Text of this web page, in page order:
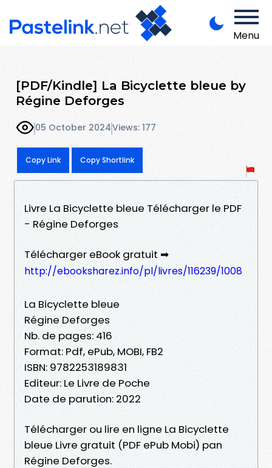
Menu
[PDF/Kindle] La Bicyclette bleue by
Régine Deforges
05 October 2024Views: 177
Copy Link Copy Shortlink
Livre La Bicyclette bleue Télécharger le PDF
- Régine Deforges
Télécharger eBook gratuit ➡
http://ebooksharez.info/pl/livres/116239/1008
La Bicyclette bleue
Régine Deforges
Nb. de pages: 416
Format: Pdf, ePub, MOBI, FB2
ISBN: 9782253189831
Editeur: Le Livre de Poche
Date de parution: 2022
Télécharger ou lire en ligne La Bicyclette
bleue Livre gratuit (PDF ePub Mobi) pan
Régine Deforges.